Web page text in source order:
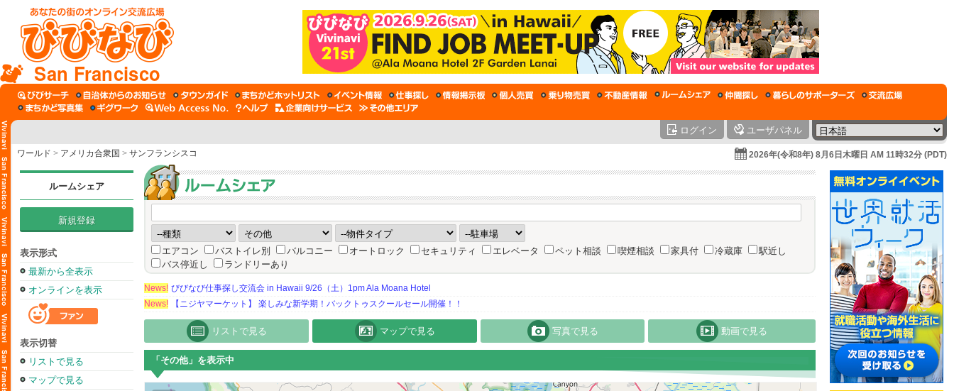
San Francisco
ログイン ユーザパネル
ワールド > アメリカ合衆国 > サンフランシスコ 2026年(令和8年) 8月6日木曜日 AM 11時32分 (PDT)
ルームシェア
新規登録
表示形式
最新から全表示
オンラインを表示
表示切替
リストで見る
マップで見る
エアコン バストイレ別 バルコニー オートロック セキュリティ エレベータ ペット相談 喫煙相談 家具付 冷蔵庫
駅近し
バス停近し
ランドリーあり
News! びびなび仕事探し交流会 in Hawaii 9/26（土）1pm Ala Moana Hotel
News!
【ニジヤマーケット】 楽しみな新学期！バックトゥスクールセール開催！！
リストで見る マップで見る 写真で見る 動画で見る
「その他」を表示中